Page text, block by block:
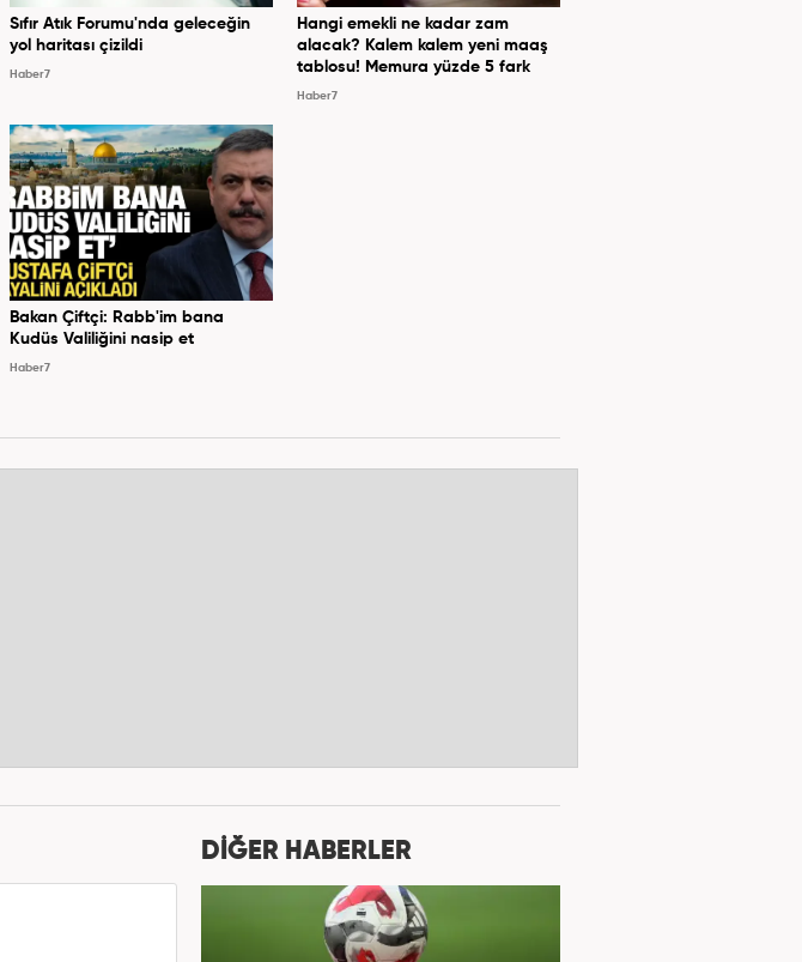
Sıfır Atık Forumu'nda geleceğin
yol haritası çizildi
Haber7
Hangi emekli ne kadar zam
alacak? Kalem kalem yeni maaş
tablosu! Memura yüzde 5 fark
Haber7
Bakan Çiftçi: Rabb'im bana
Kudüs Valiliğini nasip et
Haber7
DİĞER HABERLER